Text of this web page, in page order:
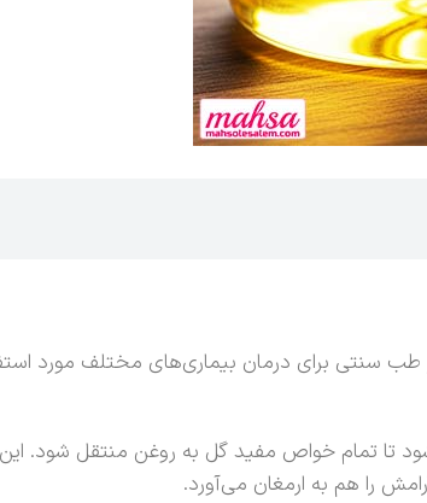
سنتی برای درمان بیماری‌های مختلف مورد
تا تمام خواص مفید گل به روغن منتقل شود. این
را هم به ارمغان می‌آورد.